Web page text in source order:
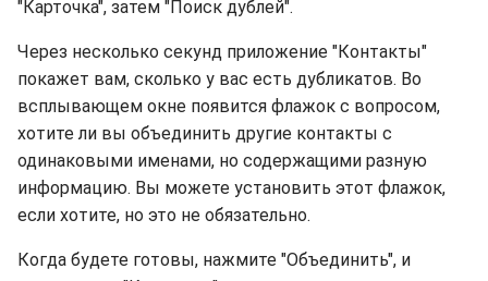
"Карточка", затем "Поиск дублей".
Через несколько секунд приложение "Контакты"
покажет вам, сколько у вас есть дубликатов. Во
всплывающем окне появится флажок с вопросом,
хотите ли вы объединить другие контакты с
одинаковыми именами, но содержащими разную
информацию. Вы можете установить этот флажок,
если хотите, но это не обязательно.
Когда будете готовы, нажмите "Объединить", и